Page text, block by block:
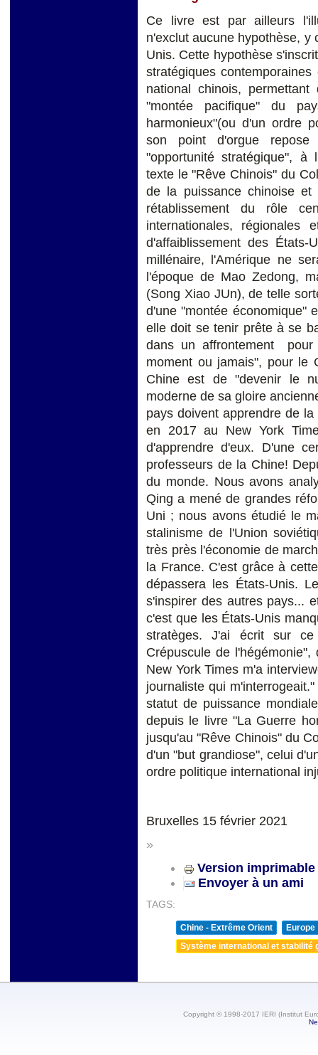
Ce livre est par ailleurs
n'exclut aucune hypothèse, y
Unis. Cette hypothèse
stratégiques
national chinois,
"montée pacifique" du
harmonieux"(ou d'un ordre
son point d'orgue
"opportunité stratégique", à
texte le "Rêve Chinois" du
de la puissance chinoise
rétablissement du rôle
internationales, régionales
d'affaiblissement des
millénaire, l'Amérique ne
l'époque de Mao Zedong,
(Song Xiao JUn), de telle
d'une "montée économique"
elle doit se tenir prête à se
dans un affrontement pour
moment ou jamais", pour le
Chine est de "devenir le
moderne de sa gloire
pays doivent apprendre de
en 2017 au New York
d'apprendre d'eux. D'une
professeurs de la Chine!
du monde. Nous avons
Qing a mené de grandes
Uni ; nous avons étudié le
stalinisme de l'Union
très près l'économie de
la France. C'est grâce à
dépassera les États-Unis.
s'inspirer des autres pays...
c'est que les États-Unis
stratèges. J'ai écrit sur
Crépuscule de
New York Times m'a
journaliste qui
statut de puissance
depuis le livre "La Guerre
jusqu'au "Rêve Chinois" du
d'un "but grandiose", celui
ordre politique international
Bruxelles 15 février 2021
»
Version imprimable
Envoyer à un ami
TAGS:
Chine - Extrême Orient
Europe
Système international et stabilité
Copyright © 1998-2017 IERI (Institut